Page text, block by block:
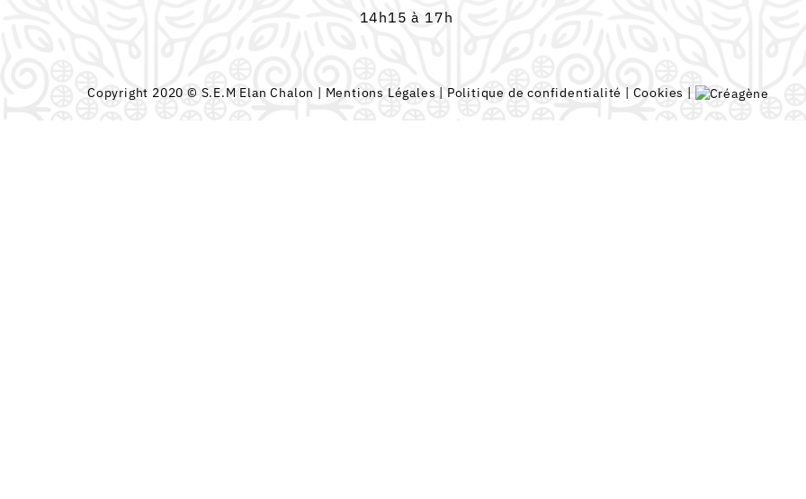
14h15 à 17h
Copyright 2020 © S.E.M Elan Chalon | Mentions Légales | Politique de confidentialité | Cookies |